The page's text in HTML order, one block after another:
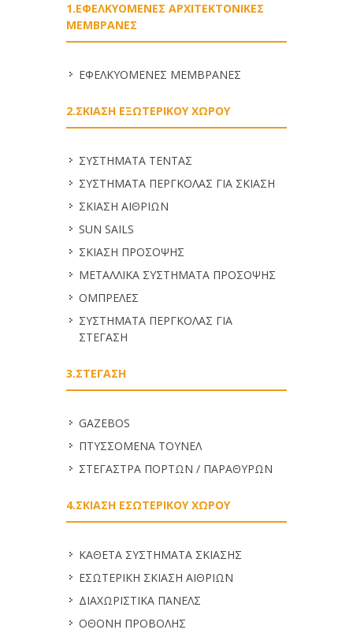
1.ΕΦΕΛΚΥΟΜΕΝΕΣ ΑΡΧΙΤΕΚΤΟΝΙΚΕΣ
ΜΕΜΒΡΑΝΕΣ
ΕΦΕΛΚΥΟΜΕΝΕΣ ΜΕΜΒΡΑΝΕΣ
2.ΣΚΙΑΣΗ ΕΞΩΤΕΡΙΚΟΥ ΧΩΡΟΥ
ΣΥΣΤΗΜΑΤΑ ΤΕΝΤΑΣ
ΣΥΣΤΗΜΑΤΑ ΠΕΡΓΚΟΛΑΣ ΓΙΑ ΣΚΙΑΣΗ
ΣΚΙΑΣΗ ΑΙΘΡΙΩΝ
SUN SAILS
ΣΚΙΑΣΗ ΠΡΟΣΟΨΗΣ
ΜΕΤΑΛΛΙΚΑ ΣΥΣΤΗΜΑΤΑ ΠΡΟΣΟΨΗΣ
ΟΜΠΡΕΛΕΣ
ΣΥΣΤΗΜΑΤΑ ΠΕΡΓΚΟΛΑΣ ΓΙΑ
ΣΤΕΓΑΣΗ
3.ΣΤΕΓΑΣΗ
GAZEBOS
ΠΤΥΣΣΟΜΕΝΑ ΤΟΥΝΕΛ
ΣΤΕΓΑΣΤΡΑ ΠΟΡΤΩΝ / ΠΑΡΑΘΥΡΩΝ
4.ΣΚΙΑΣΗ ΕΣΩΤΕΡΙΚΟΥ ΧΩΡΟΥ
ΚΑΘΕΤΑ ΣΥΣΤΗΜΑΤΑ ΣΚΙΑΣΗΣ
ΕΣΩΤΕΡΙΚΗ ΣΚΙΑΣΗ ΑΙΘΡΙΩΝ
ΔΙΑΧΩΡΙΣΤΙΚΑ ΠΑΝΕΛΣ
ΟΘΟΝΗ ΠΡΟΒΟΛΗΣ